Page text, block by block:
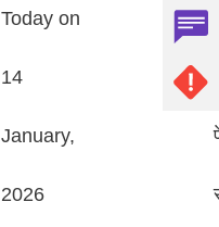
Today on
14
January,
2026